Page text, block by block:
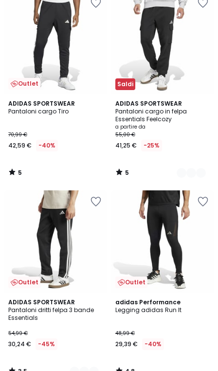
Outlet
ADIDAS SPORTSWEAR
Pantaloni cargo Tiro
70,99 €
42,59 € -40%
5
/
5
/
Saldi
ADIDAS SPORTSWEAR
Pantaloni cargo in felpa
Essentials Feelcozy
a partire da
55,00 €
41,25 € -25%
5
/
5
2
Colori
5
/
Outlet
ADIDAS SPORTSWEAR
Pantaloni dritti felpa 3 bande
Essentials
54,99 €
30,24 € -45%
3,5
/ 5
2
Colori
Outlet
adidas Performance
Legging adidas Run It
48,99 €
29,39 € -40%
4,8
/ 5